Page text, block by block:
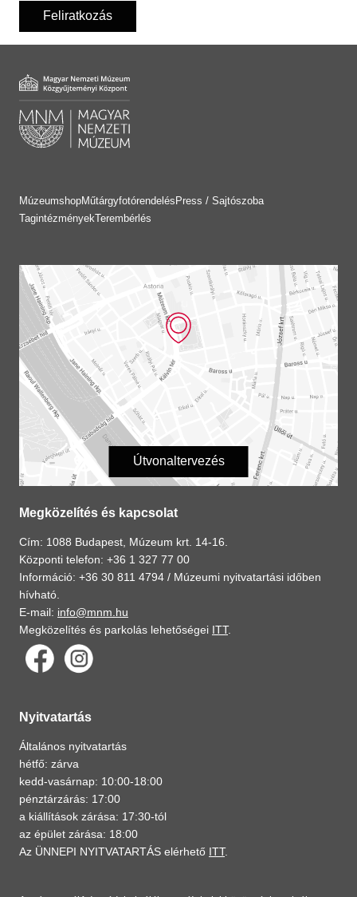
Feliratkozás
MúzeumshopMűtárgyfotórendelés Press / Sajtószoba
TagintézményekTerembérlés
Útvonaltervezés
Megközelítés és kapcsolat
Cím: 1088 Budapest, Múzeum krt. 14-16.
Központi telefon: +36 1 327 77 00
Információ: +36 30 811 4794 / Múzeumi nyitvatartási időben
hívható.
E-mail: info@mnm.hu
Megközelítés és parkolás lehetőségei ITT.
Nyitvatartás
Általános nyitvatartás
hétfő: zárva
kedd-vasárnap: 10:00-18:00
pénztárzárás: 17:00
a kiállítások zárása: 17:30-tól
az épület zárása: 18:00
Az ÜNNEPI NYITVATARTÁS elérhető ITT.